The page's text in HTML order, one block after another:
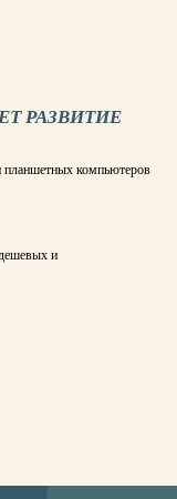
РАЗВИТИЕ
планшетных компьютеров
и